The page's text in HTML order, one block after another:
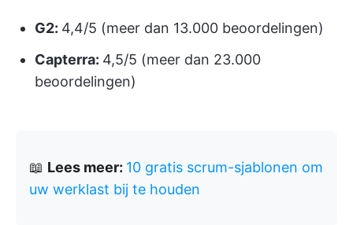
G2: 4,4/5 (meer dan 13.000 beoordelingen)
Capterra: 4,5/5 (meer dan 23.000
beoordelingen)
📖 Lees meer: 10 gratis scrum-sjablonen om
uw werklast bij te houden